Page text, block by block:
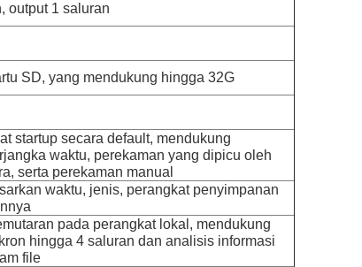
output 1 saluran
SD, yang mendukung hingga 32G
startup secara default, mendukung
waktu, perekaman yang dipicu oleh
serta perekaman manual
waktu, jenis, perangkat penyimpanan
pada perangkat lokal, mendukung
hingga 4 saluran dan analisis informasi
file